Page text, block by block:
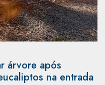
árvore após
na entrada